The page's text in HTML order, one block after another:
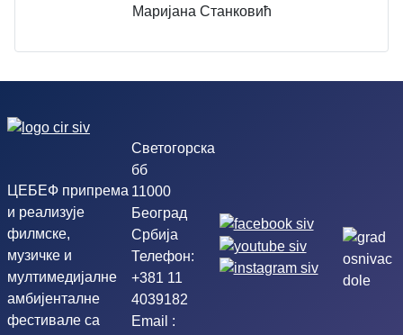
Маријана Станковић
ЦЕБЕФ припрема
и реализује
филмске,
музичке и
мултимедијалне
амбијенталне
фестивале са
Светогорска
бб
11000
Београд
Србија
Телефон:
+381 11
4039182
Email :